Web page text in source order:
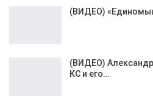
(ВИДЕО)
(ВИДЕО)
КС и его…